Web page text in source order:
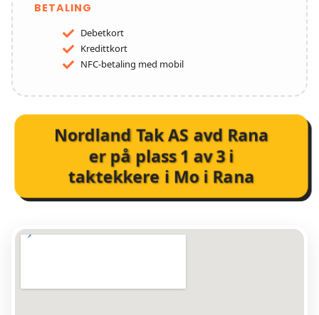
BETALING
Debetkort
Kredittkort
NFC-betaling med mobil
Nordland Tak AS avd Rana
er på plass1 av3i
taktekkere i Mo i Rana